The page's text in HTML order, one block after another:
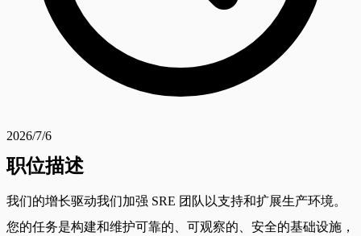
2026/7/6
职位描述
我们的增长驱动我们加强 SRE 团队以支持和扩展生产环境。
您的任务是构建和维护可靠的、可观察的、安全的基础设施，